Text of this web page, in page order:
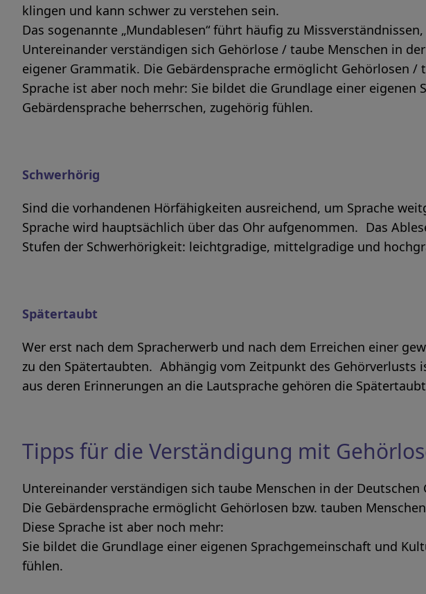
klingen und kann schwer zu verstehen sein.
Das sogenannte „Mundablesen“ führt häufig zu
Untereinander verständigen sich Gehörlose / taube Menschen in
eigener Grammatik. Die Gebärdensprache ermöglicht Gehörlosen
Sprache ist aber noch mehr: Sie bildet die Grundlage einer
Gebärdensprache beherrschen, zugehörig fühlen.
Schwerhörig
Sind die vorhandenen Hörfähigkeiten ausreichend, um Sprache
Sprache wird hauptsächlich über das Ohr aufgenommen. Das
Stufen der Schwerhörigkeit: leichtgradige, mittelgradige und
Spätertaubt
Wer erst nach dem Spracherwerb und nach dem Erreichen einer
zu den Spätertaubten. Abhängig vom Zeitpunkt des
aus deren Erinnerungen an die Lautsprache gehören die
Tipps für die Verständigung mit
Untereinander verständigen sich taube Menschen in der Deutschen
Die Gebärdensprache ermöglicht Gehörlosen bzw. tauben
Diese Sprache ist aber noch mehr:
Sie bildet die Grundlage einer eigenen Sprachgemeinschaft und
fühlen.